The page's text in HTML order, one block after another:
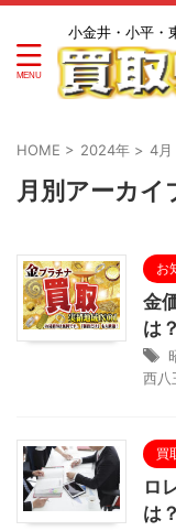
小金井・小平・
HOME > 2024年 > 4月
月別アーカ
お
金
は
西八
買
ロ
は？